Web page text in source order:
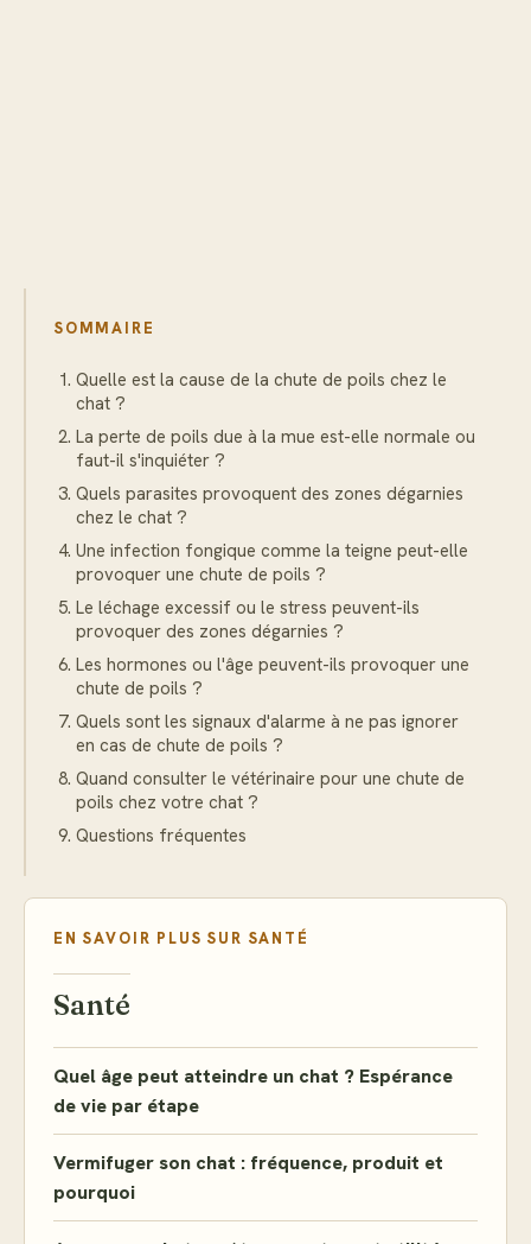
SOMMAIRE
Quelle est la cause de la chute de poils chez le
chat ?
La perte de poils due à la mue est-elle normale ou
faut-il s'inquiéter ?
Quels parasites provoquent des zones dégarnies
chez le chat ?
Une infection fongique comme la teigne peut-elle
provoquer une chute de poils ?
Le léchage excessif ou le stress peuvent-ils
provoquer des zones dégarnies ?
Les hormones ou l'âge peuvent-ils provoquer une
chute de poils ?
Quels sont les signaux d'alarme à ne pas ignorer
en cas de chute de poils ?
Quand consulter le vétérinaire pour une chute de
poils chez votre chat ?
Questions fréquentes
EN SAVOIR PLUS SUR SANTÉ
Santé
Quel âge peut atteindre un chat ? Espérance
de vie par étape
Vermifuger son chat : fréquence, produit et
pourquoi